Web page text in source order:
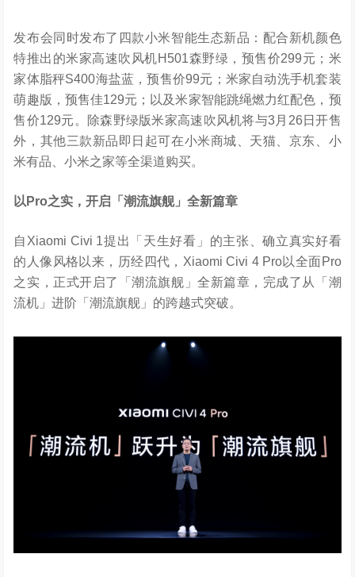
发布会同时发布了四款小米智能生态新品：配合新机颜色
特推出的米家高速吹风机H501森野绿，预售价299元；米
家体脂秤S400海盐蓝，预售价99元；米家自动洗手机套装
萌趣版，预售佳129元；以及米家智能跳绳燃力红配色，预
售价129元。除森野绿版米家高速吹风机将与3月26日开售
外，其他三款新品即日起可在小米商城、天猫、京东、小
米有品、小米之家等全渠道购买。
以 Pro之实，开启「潮流旗舰」全新篇章
自Xiaomi Civi 1提出「天生好看」的主张、确立真实好看
的人像风格以来，历经四代，Xiaomi Civi 4 Pro以全面Pro
之实，正式开启了「潮流旗舰」全新篇章，完成了从「潮
流机」进阶「潮流旗舰」的跨越式突破。